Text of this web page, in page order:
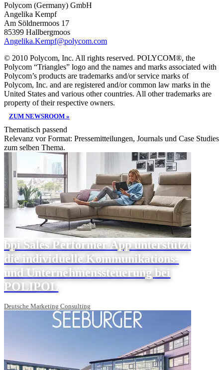
Polycom (Germany) GmbH
Angelika Kempf
Am Söldnermoos 17
85399 Hallbergmoos
Angelika.Kempf@polycom.com
© 2010 Polycom, Inc. All rights reserved. POLYCOM®, the
Polycom “Triangles” logo and the names and marks associated with
Polycom’s products are trademarks and/or service marks of
Polycom, Inc. and are registered and/or common law marks in the
United States and various other countries. All other trademarks are
property of their respective owners.
ZUM NEWSROOM »
Thematisch passend
Relevanz vor Format: Pressemitteilungen, Journals und Case Studies
zum selben Thema.
bpi Sales Performer App unterstützt
die individuelle Kommunikations-
und Unternehmenssteuerung bei
POLIPOL
Deutsche Marketing Consulting